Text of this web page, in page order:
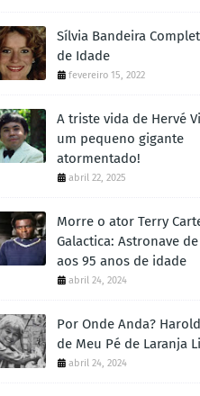
Sílvia Bandeira
de Idade
fevereiro 15, 2022
A triste vida de Hervé
um pequeno gigante
atormentado!
abril 22, 2025
Morre o ator Terry
Galactica: Astronave
aos 95 anos de idade
abril 24, 2024
Por Onde Anda?
de Meu Pé de Laranja
abril 24, 2024